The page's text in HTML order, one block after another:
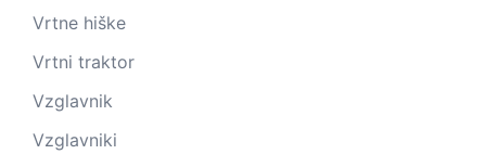
Vrtne hiške
Vrtni traktor
Vzglavnik
Vzglavniki